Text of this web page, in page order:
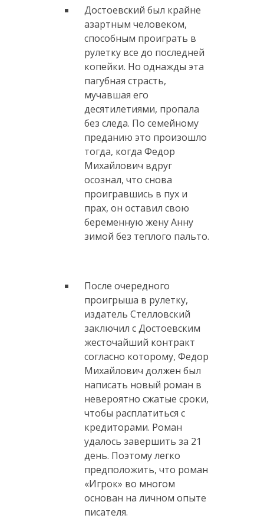
Достоевский был крайне
азартным человеком,
способным проиграть в
рулетку все до последней
копейки. Но однажды эта
пагубная страсть,
мучавшая его
десятилетиями, пропала
без следа. По семейному
преданию это произошло
тогда, когда Федор
Михайлович вдруг
осознал, что снова
проигравшись в пух и
прах, он оставил свою
беременную жену Анну
зимой без теплого пальто.
После очередного
проигрыша в рулетку,
издатель Стелловский
заключил с Достоевским
жесточайший контракт
согласно которому, Федор
Михайлович должен был
написать новый роман в
невероятно сжатые сроки,
чтобы расплатиться с
кредиторами. Роман
удалось завершить за 21
день. Поэтому легко
предположить, что роман
«Игрок» во многом
основан на личном опыте
писателя.